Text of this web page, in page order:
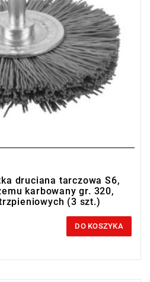
druciana tarczowa S6,
karbowany gr. 320,
(3 szt.)
DO KOSZYKA